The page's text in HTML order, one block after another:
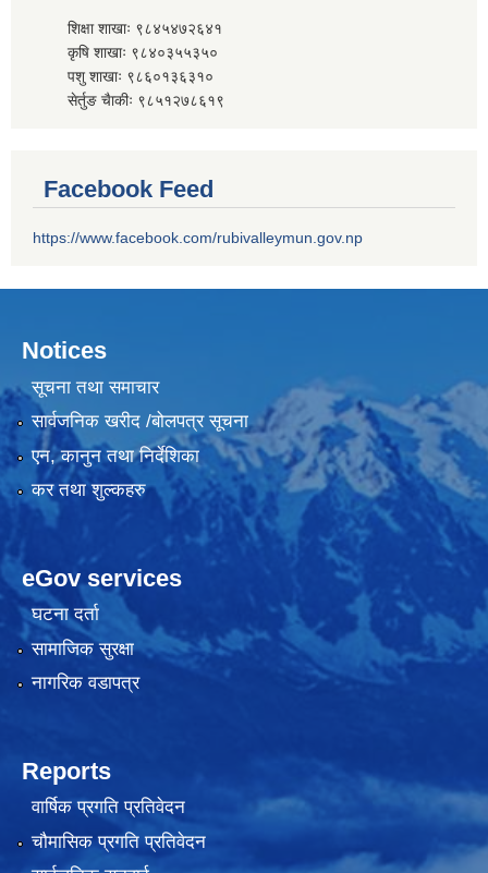
शिक्षा शाखाः ९८४५४७२६४१
कृषि शाखाः ९८४०३५५३५०
पशु शाखाः ९८६०१३६३१०
सेर्तुङ चैाकीः ९८५१२७८६१९
Facebook Feed
https://www.facebook.com/rubivalleymun.gov.np
Notices
सूचना तथा समाचार
सार्वजनिक खरीद /बोलपत्र सूचना
एन, कानुन तथा निर्देशिका
कर तथा शुल्कहरु
eGov services
घटना दर्ता
सामाजिक सुरक्षा
नागरिक वडापत्र
Reports
वार्षिक प्रगति प्रतिवेदन
चौमासिक प्रगति प्रतिवेदन